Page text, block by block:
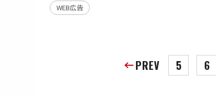
WEB広告
PREV 5 6